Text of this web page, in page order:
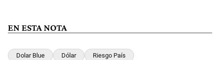
EN ESTA NOTA
Dolar Blue Dólar Riesgo País